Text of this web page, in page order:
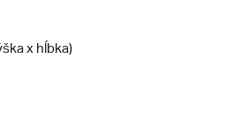
x hĺbka)